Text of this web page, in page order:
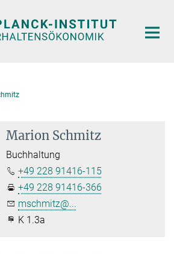
Marion Schmitz
Buchhaltung
+49 228 91416-115
+49 228 91416-366
mschmitz@...
K 1.3a